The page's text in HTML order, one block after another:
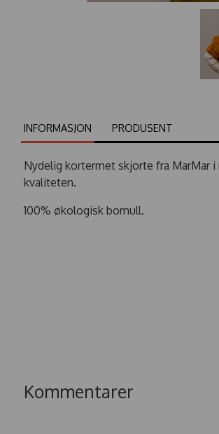
INFORMASJON PRODUSENT
Nydelig kortermet skjorte fra MarMar
kvaliteten.
100% økologisk bomull.
Kommentarer